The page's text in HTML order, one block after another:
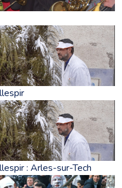
: Arles-sur-Tech